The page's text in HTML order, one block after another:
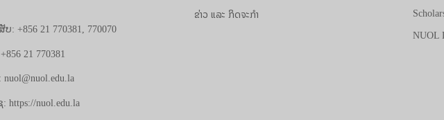
: +856 21 770381, 770070
21 770381
nuol@nuol.edu.la
https://nuol.edu.la
ຂ່າວ ແລະ ກິດຈະກຳ
NUOL